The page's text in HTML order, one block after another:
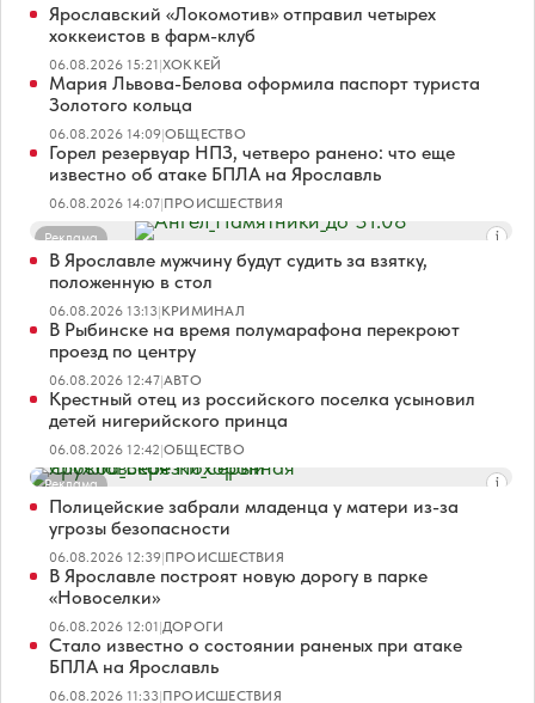
Ярославский «Локомотив» отправил четырех
хоккеистов в фарм-клуб
06.08.2026 15:21|ХОККЕЙ
Мария Львова-Белова оформила паспорт туриста
Золотого кольца
06.08.2026 14:09|ОБЩЕСТВО
Горел резервуар НПЗ, четверо ранено: что еще
известно об атаке БПЛА на Ярославль
06.08.2026 14:07|ПРОИСШЕСТВИЯ
Реклама
В Ярославле мужчину будут судить за взятку,
положенную в стол
06.08.2026 13:13|КРИМИНАЛ
В Рыбинске на время полумарафона перекроют
проезд по центру
06.08.2026 12:47|АВТО
Крестный отец из российского поселка усыновил
детей нигерийского принца
06.08.2026 12:42|ОБЩЕСТВО
Реклама
Полицейские забрали младенца у матери из-за
угрозы безопасности
06.08.2026 12:39|ПРОИСШЕСТВИЯ
В Ярославле построят новую дорогу в парке
«Новоселки»
06.08.2026 12:01|ДОРОГИ
Стало известно о состоянии раненых при атаке
БПЛА на Ярославль
06.08.2026 11:33|ПРОИСШЕСТВИЯ